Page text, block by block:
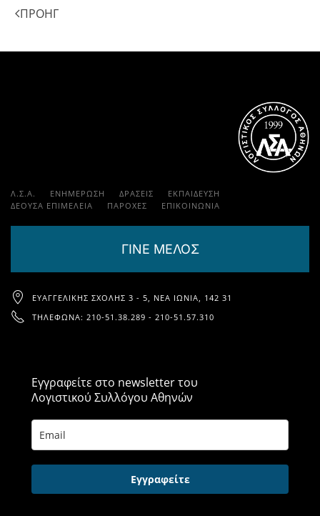
ΠΡΟΗΓ
Λ.Σ.Α. ΕΝΗΜΕΡΩΣΗ ΔΡΑΣΕΙΣ
ΕΚΠΑΊΔΕΥΣΗ
ΔΕΟΥΣΑ ΕΠΙΜΕΛΕΙΑ
ΠΑΡΟΧΈΣ ΕΠΙΚΟΙΝΩΝΊΑ
ΓΙΝΕ ΜΕΛΟΣ
ΕΥΑΓΓΕΛΙΚΉΣ ΣΧΟΛΉΣ 3 - 5, ΝΈΑ ΙΩΝΊΑ, 142 31
ΤΗΛΈΦΩΝΑ: 210-51.38.289 - 210-51.57.310
Εγγραφείτε στο newsletter του
Λογιστικού Συλλόγου Αθηνών
Εγγραφείτε